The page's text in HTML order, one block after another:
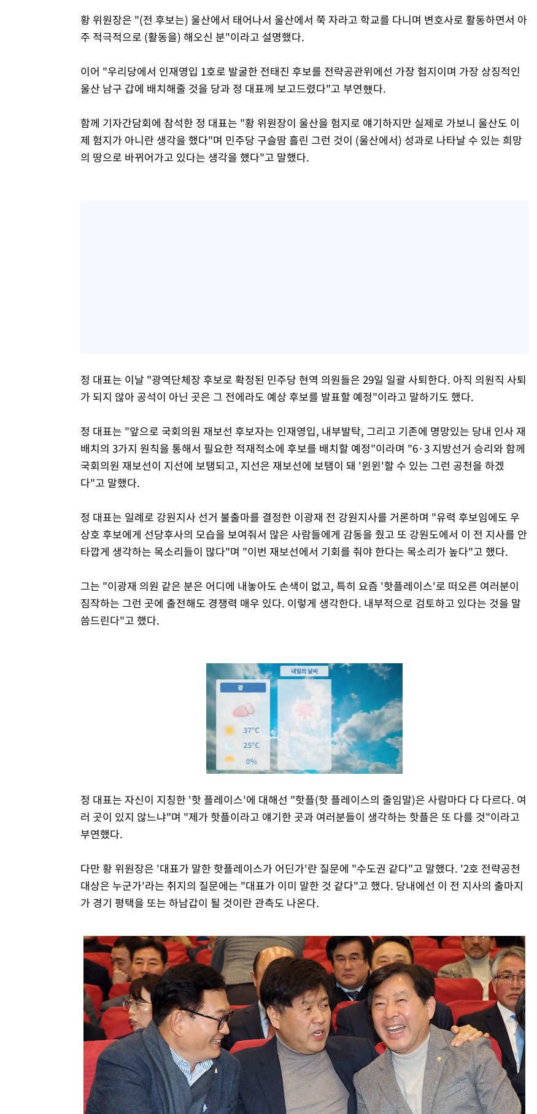
황 위원장은 "(전 후보는) 울산에서 태어나서 울산에서 쭉 자라고 학교를 다니며 변호사로 활동하면서 아
주 적극적으로 (활동을) 해오신 분"이라고 설명했다.
이어 "우리당에서 인재영입 1호로 발굴한 전태진 후보를 전략공관위에선 가장 험지이며 가장 상징적인
울산 남구 갑에 배치해줄 것을 당과 정 대표께 보고드렸다"고 부연헀다.
함께 기자간담회에 참석한 정 대표는 "황 위원장이 울산을 험지로 얘기하지만 실제로 가보니 울산도 이
제 험지가 아니란 생각을 했다"며 민주당 구슬땀 흘린 그런 것이 (울산에서) 성과로 나타날 수 있는 희망
의 땅으로 바뀌어가고 있다는 생각을 했다"고 말했다.
정 대표는 이날 "광역단체장 후보로 확정된 민주당 현역 의원들은 29일 일괄 사퇴한다. 아직 의원직 사퇴
가 되지 않아 공석이 아닌 곳은 그 전에라도 예상 후보를 발표할 예정"이라고 말하기도 했다.
정 대표는 "앞으로 국회의원 재보선 후보자는 인재영입, 내부발탁, 그리고 기존에 명망있는 당내 인사 재
배치의 3가지 원칙을 통해서 필요한 적재적소에 후보를 배치할 예정"이라며 "6·3 지방선거 승리와 함께
국회의원 재보선이 지선에 보탬되고, 지선은 재보선에 보탬이 돼 '윈윈'할 수 있는 그런 공천을 하겠
다"고 말했다.
정 대표는 일례로 강원지사 선거 불출마를 결정한 이광재 전 강원지사를 거론하며 "유력 후보임에도 우
상호 후보에게 선당후사의 모습을 보여줘서 많은 사람들에게 감동을 줬고 또 강원도에서 이 전 지사를 안
타깝게 생각하는 목소리들이 많다"며 "이번 재보선에서 기회를 줘야 한다는 목소리가 높다"고 했다.
그는 "이광재 의원 같은 분은 어디에 내놓아도 손색이 없고, 특히 요즘 '핫플레이스'로 떠오른 여러분이
짐작하는 그런 곳에 출전해도 경쟁력 매우 있다. 이렇게 생각한다. 내부적으로 검토하고 있다는 것을 말
씀드린다"고 했다.
Mute
정 대표는 자신이 지칭한 '핫 플레이스'에 대해선 "핫플(핫 플레이스의 줄임말)은 사람마다 다 다르다. 여
러 곳이 있지 않느냐"며 "제가 핫플이라고 얘기한 곳과 여러분들이 생각하는 핫플은 또 다를 것"이라고
부연했다.
다만 황 위원장은 '대표가 말한 핫플레이스가 어딘가'란 질문에 "수도권 같다"고 말했다. '2호 전략공천
대상은 누군가'라는 취지의 질문에는 "대표가 이미 말한 것 같다"고 했다. 당내에선 이 전 지사의 출마지
가 경기 평택을 또는 하남갑이 될 것이란 관측도 나온다.